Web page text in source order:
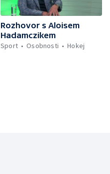
Rozhovor s Aloisem
Hadamczikem
Sport
Osobnosti Hokej